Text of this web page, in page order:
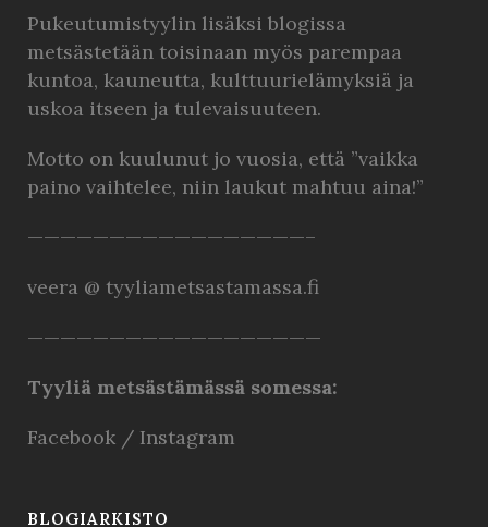
Pukeutumistyylin lisäksi blogissa
metsästetään toisinaan myös parempaa
kuntoa, kauneutta, kulttuurielämyksiä ja
uskoa itseen ja tulevaisuuteen.
Motto on kuulunut jo vuosia, että ”vaikka
paino vaihtelee, niin laukut mahtuu aina!”
—————————————————–
veera @ tyyliametsastamassa.fi
——————————————————
Tyyliä metsästämässä somessa:
Facebook / Instagram
BLOGIARKISTO